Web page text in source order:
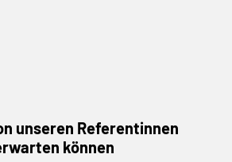
unseren Referentinnen
können